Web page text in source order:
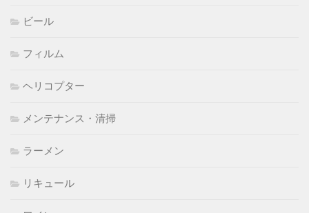
ビール
フィルム
ヘリコプター
メンテナンス・清掃
ラーメン
リキュール